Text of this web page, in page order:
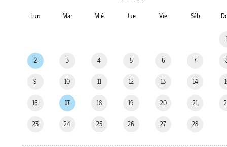
Lun Mar Mié Jue Vie Sáb
2 3 4 5 6 7
9 10 11 12 13 14
16 17 18 19 20 21
23 24 25 26 27 28